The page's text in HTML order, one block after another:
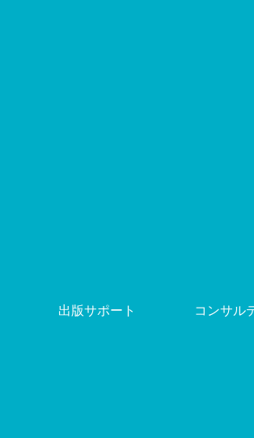
出版サポート コンサル